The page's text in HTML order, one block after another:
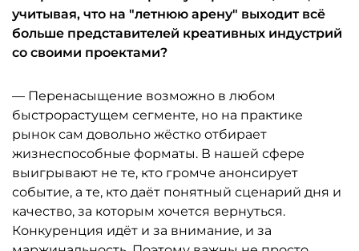
учитывая, что на "летнюю арену" выходит всё
больше представителей креативных индустрий
со своими проектами?
— Перенасыщение возможно в любом
быстрорастущем сегменте, но на практике
рынок сам довольно жёстко отбирает
жизнеспособные форматы. В нашей сфере
выигрывают не те, кто громче анонсирует
событие, а те, кто даёт понятный сценарий дня и
качество, за которым хочется вернуться.
Конкуренция идёт и за внимание, и за